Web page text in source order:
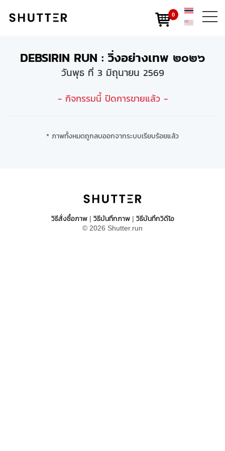
0
DEBSIRIN RUN : วิ่งอย่างเทพ ๒๐๒๖
วันพุธ ที่ 3 มิถุนายน 2569
- กิจกรรมนี้ ปิดการขายแล้ว -
* ภาพทั้งหมดถูกลบออกจากระบบเรียบร้อยแล้ว
วิธีสั่งซื้อภาพ| วิธีบันทึกภาพ| วิธีบันทึกวิดีโอ
© 2026 Shutter.run